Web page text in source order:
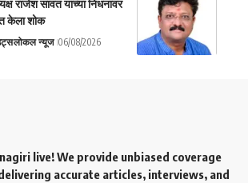
राजेश सावंत यांच्या निधनावर
केला शोक
लोकल न्यूज 06/08/2026
live! We provide unbiased coverage
accurate articles, interviews, and